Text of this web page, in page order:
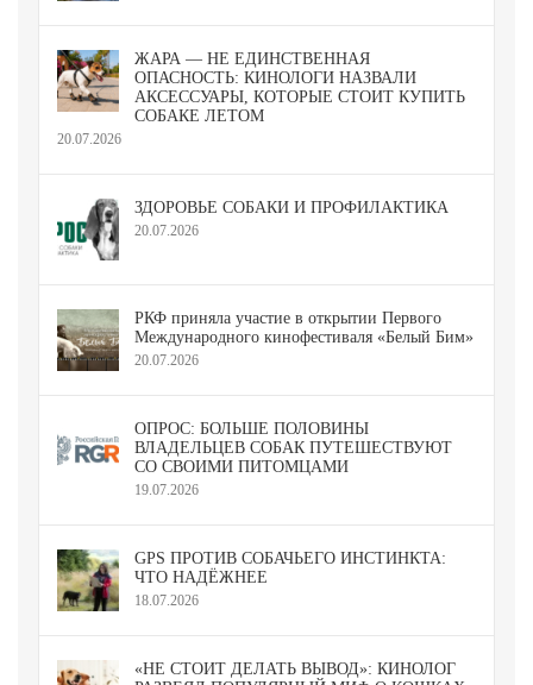
ЖАРА — НЕ ЕДИНСТВЕННАЯ
ОПАСНОСТЬ: КИНОЛОГИ НАЗВАЛИ
АКСЕССУАРЫ, КОТОРЫЕ СТОИТ КУПИТЬ
СОБАКЕ ЛЕТОМ
20.07.2026
ЗДОРОВЬЕ СОБАКИ И ПРОФИЛАКТИКА
20.07.2026
РКФ приняла участие в открытии Первого
Международного кинофестиваля «Белый Бим»
20.07.2026
ОПРОС: БОЛЬШЕ ПОЛОВИНЫ
ВЛАДЕЛЬЦЕВ СОБАК ПУТЕШЕСТВУЮТ
СО СВОИМИ ПИТОМЦАМИ
19.07.2026
GPS ПРОТИВ СОБАЧЬЕГО ИНСТИНКТА:
ЧТО НАДЁЖНЕЕ
18.07.2026
«НЕ СТОИТ ДЕЛАТЬ ВЫВОД»: КИНОЛОГ